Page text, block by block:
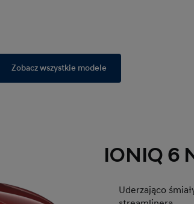
Zobacz wszystkie modele
IONIQ 6
Uderzająco